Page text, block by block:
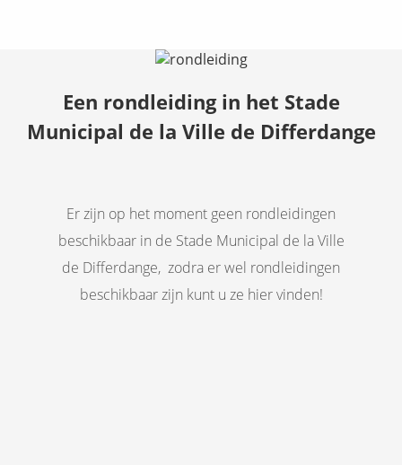
Een rondleiding in het Stade
Municipal de la Ville de Differdange
Er zijn op het moment geen rondleidingen
beschikbaar in de Stade Municipal de la Ville
de Differdange, zodra er wel rondleidingen
beschikbaar zijn kunt u ze hier vinden!